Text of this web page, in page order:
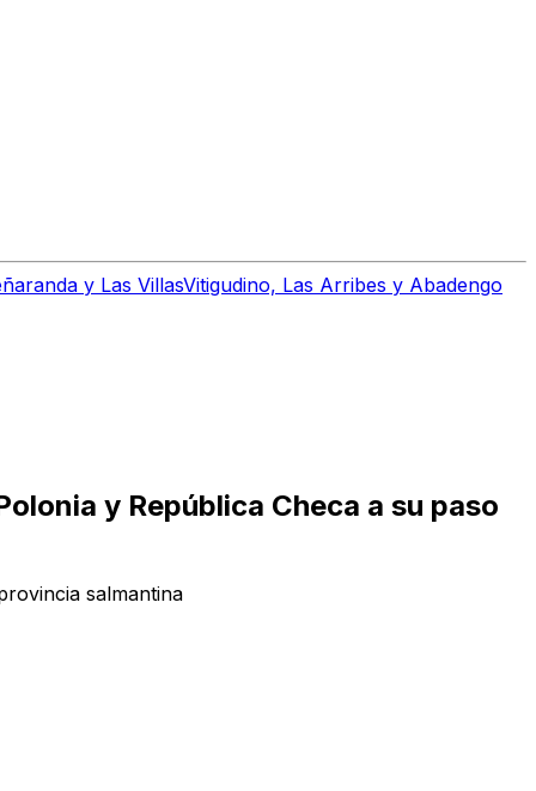
y Las VillasVitigudino, Las Arribes y Abadengo
y República Checa a su paso
salmantina